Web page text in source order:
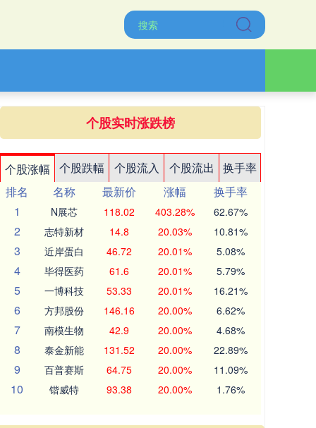
个股实时涨跌榜
个股涨幅 个股跌幅 个股流入 个股流出
换手率
排名
名称 最新价 涨幅
换手率
1
N展芯 118.02 403.28% 62.67%
2 志特新材 14.8 20.03% 10.81%
3 近岸蛋白 46.72 20.01% 5.08%
4 毕得医药 61.6 20.01% 5.79%
5 一博科技 53.33 20.01% 16.21%
6 方邦股份 146.16 20.00% 6.62%
7 南模生物 42.9 20.00% 4.68%
8 泰金新能 131.52 20.00% 22.89%
9 百普赛斯 64.75 20.00% 11.09%
10 锴威特 93.38 20.00% 1.76%